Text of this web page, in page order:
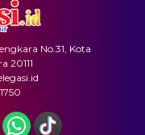
No.31, Kota
20111